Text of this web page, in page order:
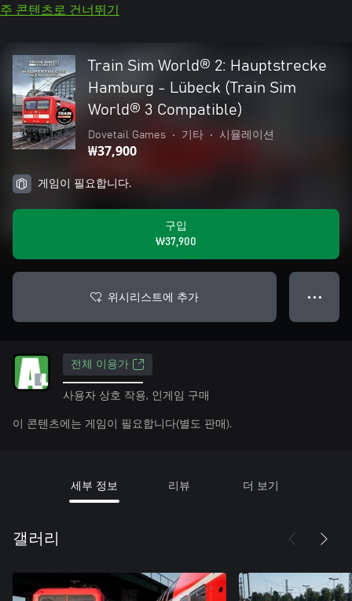
주 콘텐츠로 건너뛰기
Train Sim World® 2: Hauptstrecke
Hamburg - Lübeck (Train Sim
World® 3 Compatible)
Dovetail Games • 기타 • 시뮬레이션
₩37,900
게임이 필요합니다.
구입
₩37,900
위시리스트에 추가 ● ● ●
전체 이용가
사용자 상호 작용, 인게임 구매
이 콘텐츠에는 게임이 필요합니다(별도 판매).
세부 정보 리뷰 더 보기
갤러리